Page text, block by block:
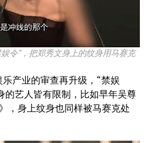
令”，把郑秀文身上的纹身用马赛克
产业的审查再升级，“禁娱
的艺人皆有限制，比如早年吴尊
，身上纹身也同样被马赛克处